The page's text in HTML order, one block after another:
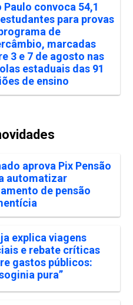
Paulo convoca 54,1
para provas
de
marcadas
3 e 7 de agosto nas
estaduais das 91
de ensino
aprova Pix Pensão
automatizar
de pensão
explica viagens
e rebate críticas
gastos públicos:
pura”